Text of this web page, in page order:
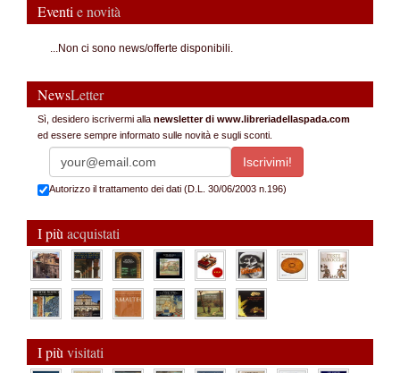
Eventi e novità
...Non ci sono news/offerte disponibili.
NewsLetter
Sì, desidero iscrivermi alla newsletter di www.libreriadellaspada.com
ed essere sempre informato sulle novità e sugli sconti.
Autorizzo il trattamento dei dati (D.L. 30/06/2003 n.196)
I più acquistati
I più visitati